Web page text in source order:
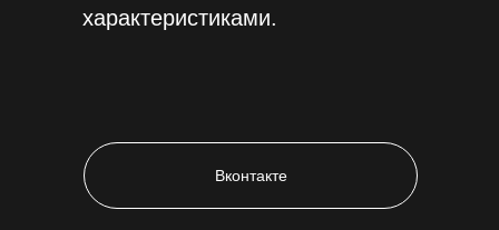
характеристиками.
Вконтакте